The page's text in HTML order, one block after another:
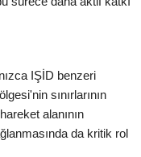
IŞİD benzeri
sınırlarının
alanının
da kritik rol